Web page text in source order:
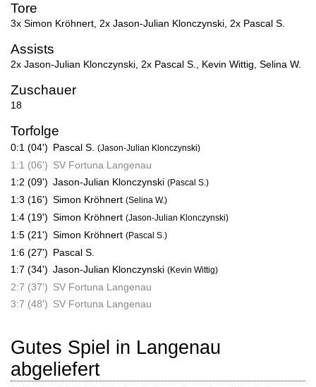
Tore
3x Simon Kröhnert 2x Jason-Julian Klonczynski 2x Pascal S.
Assists
2x Jason-Julian Klonczynski 2x Pascal S. Kevin Wittig Selina W.
Zuschauer
18
Torfolge
0:1 (04') Pascal S. (Jason-Julian Klonczynski)
1:1 (06') SV Fortuna Langenau
1:2 (09') Jason-Julian Klonczynski (Pascal S.)
1:3 (16') Simon Kröhnert (Selina W.)
1:4 (19') Simon Kröhnert (Jason-Julian Klonczynski)
1:5 (21') Simon Kröhnert (Pascal S.)
1:6 (27') Pascal S.
1:7 (34') Jason-Julian Klonczynski (Kevin Wittig)
2:7 (37') SV Fortuna Langenau
3:7 (48') SV Fortuna Langenau
Gutes Spiel in Langenau
abgeliefert